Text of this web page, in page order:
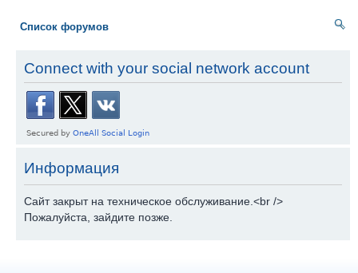
Список форумов
Connect with your social network account
Информация
Сайт закрыт на техническое обслуживание.<br />
Пожалуйста, зайдите позже.